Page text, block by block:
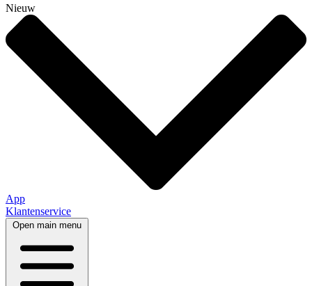
Nieuw
App
Klantenservice
Open main menu